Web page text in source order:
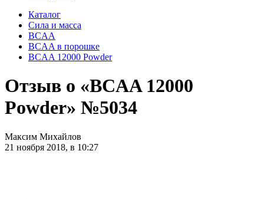
Каталог
Сила и масса
BCAA
BCAA в порошке
BCAA 12000 Powder
Отзыв о «BCAA 12000
Powder» №5034
Максим Михайлов
21 ноября 2018, в 10:27